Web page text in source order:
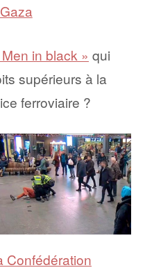
in black » qui
supérieurs à la
ferroviaire ?
Confédération